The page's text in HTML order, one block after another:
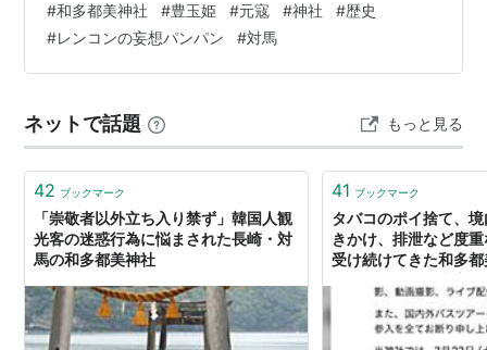
たつみじんじゃ） 長崎県対馬市に鎮座する神社です。対
馬市以前は、下県郡豊玉町でした。 神代の昔、豊玉彦命
つまり大綿津見神（おおわたつみのかみ）が当地に宮殿
「夫姫（おとひめ）」と呼ばれるようになりました。 ご
祭神 彦火々出見尊（ひこほほでみのみこと）…
#和多都美神社 #豊玉姫 #元寇 #神社 #歴史
#レンコンの妄想パンパン #対馬
ネットで話題 もっと見る
42 ブックマーク
「崇敬者以外立ち入り禁ず」韓国人観
光客の迷惑行為に悩まされた長崎・対
馬の和多都美神社
41 ブックマーク
タバコのポイ捨て、
きかけ、排泄など度
受け続けてきた和多